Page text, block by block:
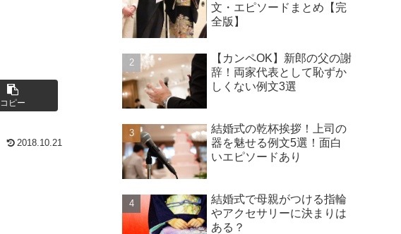
コピー
2018.10.21
文・エピソードまとめ【完
全版】
【カンペOK】新郎の父の謝
辞！両家代表として恥ずか
しくない例文3選
結婚式の乾杯挨拶！上司の
器を魅せる例文5選！面白
いエピソードあり
結婚式で母親がつける指輪
やアクセサリーに決まりは
ある？